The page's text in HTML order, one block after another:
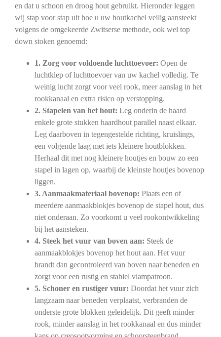
en dat u schoon en droog hout gebruikt. Hieronder leggen
wij stap voor stap uit hoe u uw houtkachel veilig aansteekt
volgens de omgekeerde Zwitserse methode, ook wel top
down stoken genoemd:
1. Zorg voor voldoende luchttoevoer: Open de
luchtklep of luchttoevoer van uw kachel volledig. Te
weinig lucht zorgt voor veel rook, meer aanslag in het
rookkanaal en extra risico op verstopping.
2. Stapelen van het hout: Leg onderin de haard
enkele grote stukken haardhout parallel naast elkaar.
Leg daarboven in tegengestelde richting, kruislings,
een volgende laag met iets kleinere houtblokken.
Herhaal dit met nog kleinere houtjes en bouw zo een
stapel in lagen op, waarbij de kleinste houtjes bovenop
liggen.
3. Aanmaakmateriaal bovenop: Plaats een of
meerdere aanmaakblokjes bovenop de stapel hout, dus
niet onderaan. Zo voorkomt u veel rookontwikkeling
bij het aansteken.
4. Steek het vuur van boven aan: Steek de
aanmaakblokjes bovenop het hout aan. Het vuur
brandt dan gecontroleerd van boven naar beneden en
zorgt voor een rustig en stabiel vlampatroon.
5. Schoner en rustiger vuur: Doordat het vuur zich
langzaam naar beneden verplaatst, verbranden de
onderste grote blokken geleidelijk. Dit geeft minder
rook, minder aanslag in het rookkanaal en dus minder